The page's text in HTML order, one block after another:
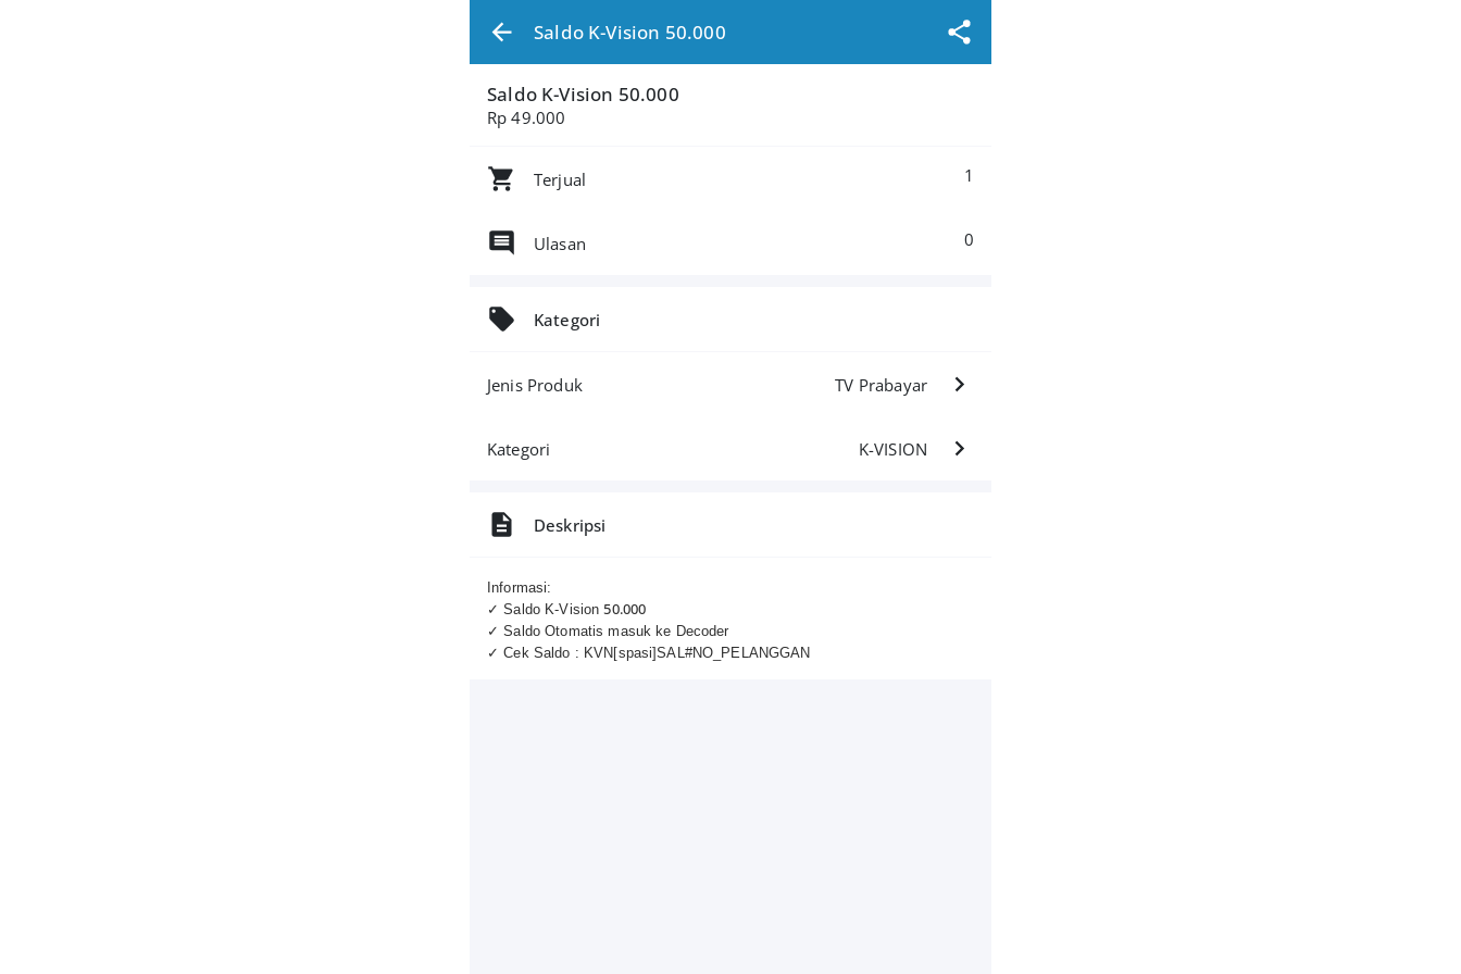
Saldo K-Vision 50.000
Saldo K-Vision 50.000
Rp 49.000
Terjual 1
Ulasan 0
Kategori
Jenis Produk TV Prabayar
Kategori K-VISION
Deskripsi
Informasi:
✓ Saldo K-Vision50.000
✓ Saldo Otomatis masuk ke Decoder
✓ Cek Saldo : KVN[spasi]SAL#NO_PELANGGAN